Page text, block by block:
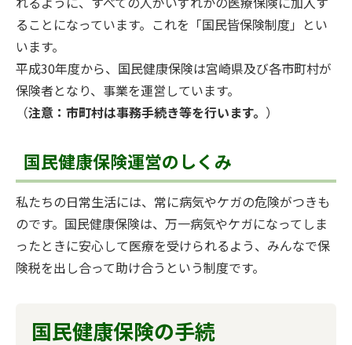
ることになっています。これを「国民皆保険制度」とい
います。
平成30年度から、国民健康保険は宮崎県及び各市町村が
保険者となり、事業を運営しています。
（注意：市町村は事務手続き等を行います。 ）
国民健康保険運営のしくみ
私たちの日常生活には、常に病気やケガの危険がつきも
のです。国民健康保険は、万一病気やケガになってしま
ったときに安心して医療を受けられるよう、みんなで保
険税を出し合って助け合うという制度です。
国民健康保険の手続